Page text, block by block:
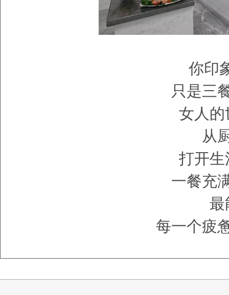
你印
只是三
女人的
从
打开生
一餐充
最
每一个疲